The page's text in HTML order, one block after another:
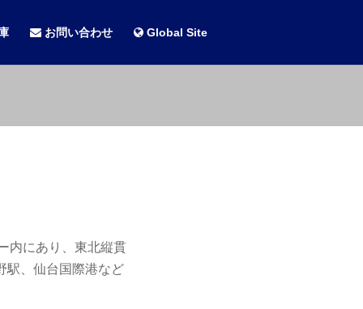
お問い合わせ Global Site
内にあり、東北縦貫
駅、仙台国際港など